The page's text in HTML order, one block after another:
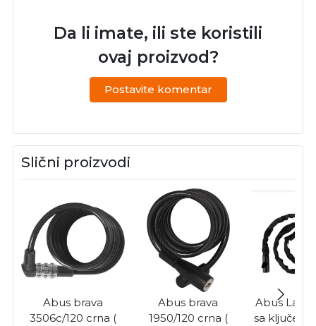
Da li imate, ili ste koristili
ovaj proizvod?
Postavite komentar
Slični proizvodi
Abus brava
3506c/120 crna (
Abus brava
1950/120 crna (
Abus
sa